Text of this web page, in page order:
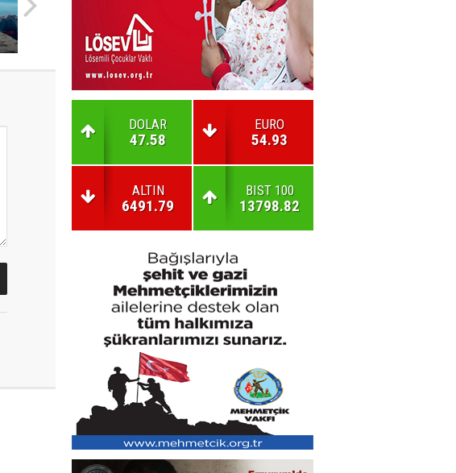
DOLAR
47.58
EURO
54.93
ALTIN
6491.79
BIST 100
13798.82